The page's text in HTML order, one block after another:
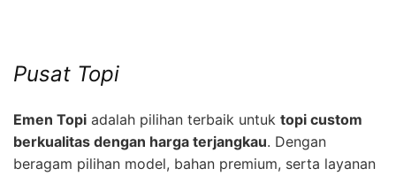
Pusat Topi
Emen Topi adalah pilihan terbaik untuk topi custom
berkualitas dengan harga terjangkau. Dengan
beragam pilihan model, bahan premium, serta layanan